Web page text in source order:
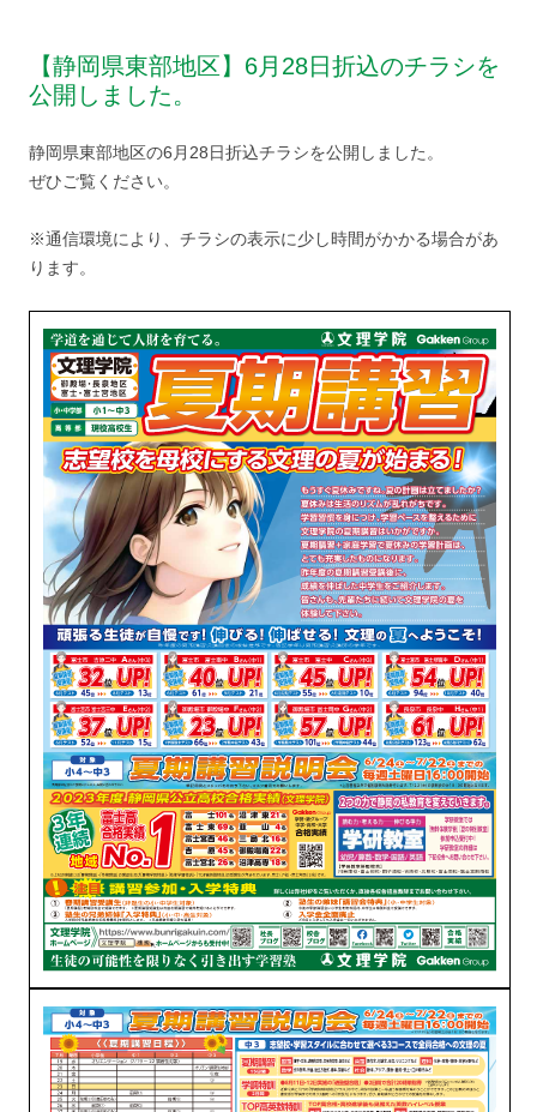
【静岡県東部地区】6月28日折込のチラシを
公開しました。
静岡県東部地区の6月28日折込チラシを公開しました。
ぜひご覧ください。
※通信環境により、チラシの表示に少し時間がかかる場合があ
ります。